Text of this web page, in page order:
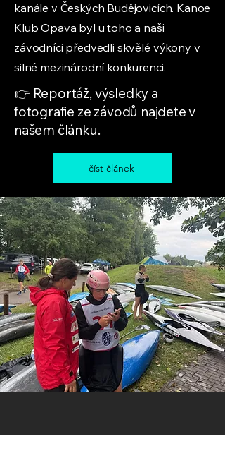
kanále v Českých Budějovicích. Kanoe
Klub Opava byl u toho a naši
závodníci předvedli skvělé výkony v
silné mezinárodní konkurenci.
👉 Reportáž, výsledky a
fotografie ze závodů najdete v
našem článku.
číst článek